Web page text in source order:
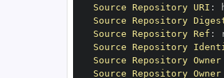
Source Repository URI :
Source Repository
Source Repository Ref :
Source Repository
Source Repository Owner
Source Repository